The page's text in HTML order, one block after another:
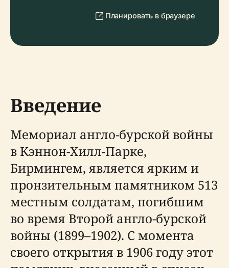
Планировать в браузере
Введение
Мемориал англо-бурской войны
в Кэннон-Хилл-Парке,
Бирмингем, является ярким и
пронзительным памятником 513
местным солдатам, погибшим
во время Второй англо-бурской
войны (1899–1902). С момента
своего открытия в 1906 году этот